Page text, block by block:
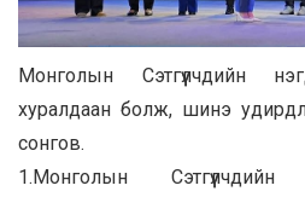
Монголын Сэтгүүлчдийн
хуралдаан болж, шинэ
сонгов.
1.Монголын